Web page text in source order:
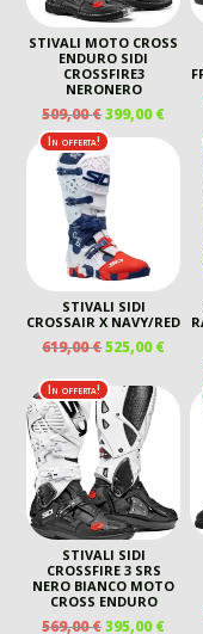
STIVALI MOTO CROSS
ENDURO SIDI
CROSSFIRE3
NERONERO
509,00€IL
PREZZO
ORIGINALE
ERA:
509,00 €.
399,00€IL
In offerta!
STIVALI SIDI
CROSSAIR X NAVY/RED
619,00€IL
ORIGINALE
ERA:
619,00 €.
525,00€IL
È:
In offerta!
STIVALI SIDI
CROSSFIRE 3 SRS
NERO BIANCO MOTO
CROSS ENDURO
569,00€IL
395,00€IL